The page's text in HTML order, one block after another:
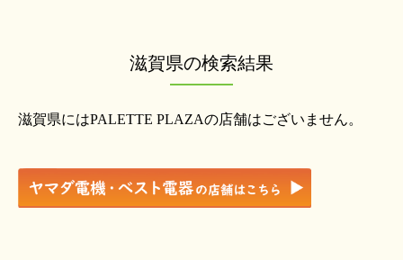
滋賀県の検索結果
滋賀県にはPALETTE PLAZAの店舗はございません。